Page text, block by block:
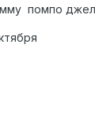
помпо